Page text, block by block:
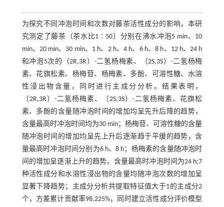
为探究不同冲泡时间和次数对藤茶活性成分的影响，本研
究测定了藤茶（茶水比1∶50）分别在沸水冲泡5 min、10
min、20 min、30 min、1 h、2 h、4 h、6 h、8 h、12 h、24 h
和冲泡5次的（2R,3R）-二氢杨梅素、（2S,3S）-二氢杨梅
素、花旗松素、杨梅苷、杨梅素、多酚、可溶性糖、水溶
性浸出物含量，同时进行主成分分析。结果表明，
（2R,3R）-二氢杨梅素、（2S,3S）-二氢杨梅素、花旗松
素、多酚的含量随冲泡时间的增加均呈先升后降的趋势，
含量最高时冲泡时间均为30 min；杨梅苷、可溶性糖的含量
随冲泡时间的增加均呈先上升后逐渐趋于平缓的趋势，含
量最高时冲泡时间分别为6 h、8 h；杨梅素的含量随冲泡时
间的增加呈逐渐上升的趋势，含量最高时冲泡时间为24 h;7
种活性成分和水溶性浸出物的含量均随冲泡次数的增加呈
显著下降趋势；主成分分析共提取特征值大于1的主成分2
个，方差累计贡献率98.225%，同时建立活性成分评价模型